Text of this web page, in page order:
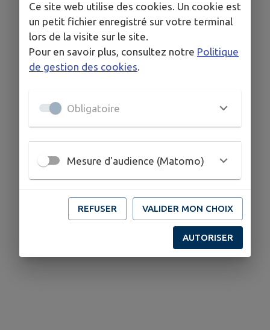
Ce site web utilise des cookies. Un cookie est
un petit fichier enregistré sur votre terminal
lors de la visite sur le site.
Pour en savoir plus, consultez notre Politique
de gestion des cookies.
Obligatoire
Mesure d'audience (Matomo)
REFUSER VALIDER MON CHOIX
AUTORISER